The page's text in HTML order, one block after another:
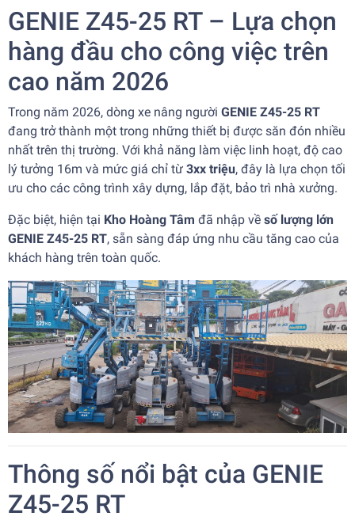
GENIE Z45-25 RT – Lựa chọn
hàng đầu cho công việc trên
cao năm 2026
Trong năm 2026, dòng xe nâng người GENIE Z45-25 RT
đang trở thành một trong những thiết bị được săn đón nhiều
nhất trên thị trường. Với khả năng làm việc linh hoạt, độ cao
lý tưởng 16m và mức giá chỉ từ 3xx triệu, đây là lựa chọn tối
ưu cho các công trình xây dựng, lắp đặt, bảo trì nhà xưởng.
Đặc biệt, hiện tại Kho Hoàng Tâm đã nhập về số lượng lớn
GENIE Z45-25 RT, sẵn sàng đáp ứng nhu cầu tăng cao của
khách hàng trên toàn quốc.
Thông số nổi bật của GENIE
Z45-25 RT